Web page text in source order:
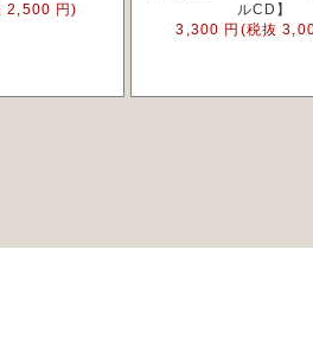
2,500 円)
ルCD】
3,300 円(税抜